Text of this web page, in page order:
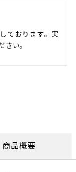
ております。実
さい。
商品概要